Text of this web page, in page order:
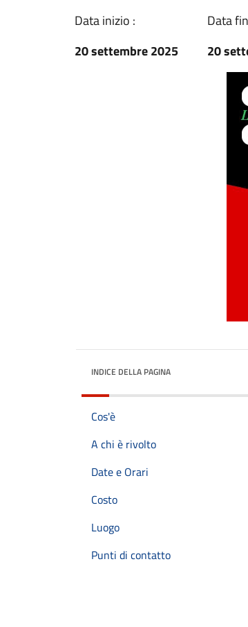
Data inizio :
20 settembre 2025
Data
20
INDICE DELLA PAGINA
Cos'è
A chi è rivolto
Date e Orari
Costo
Luogo
Punti di contatto